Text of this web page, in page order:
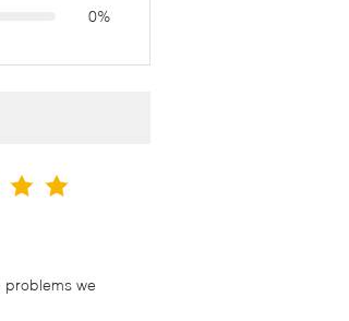
0%
problems we